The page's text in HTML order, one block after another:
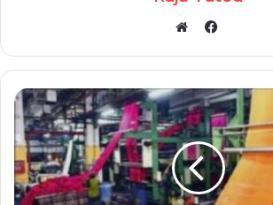
Facebook